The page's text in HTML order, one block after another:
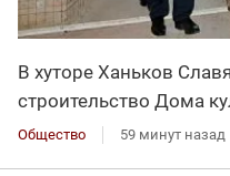
В хуторе Ханьков
строительство Дома
Общество 59 минут назад